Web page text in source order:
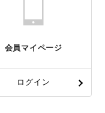
会員マイページ
ログイン